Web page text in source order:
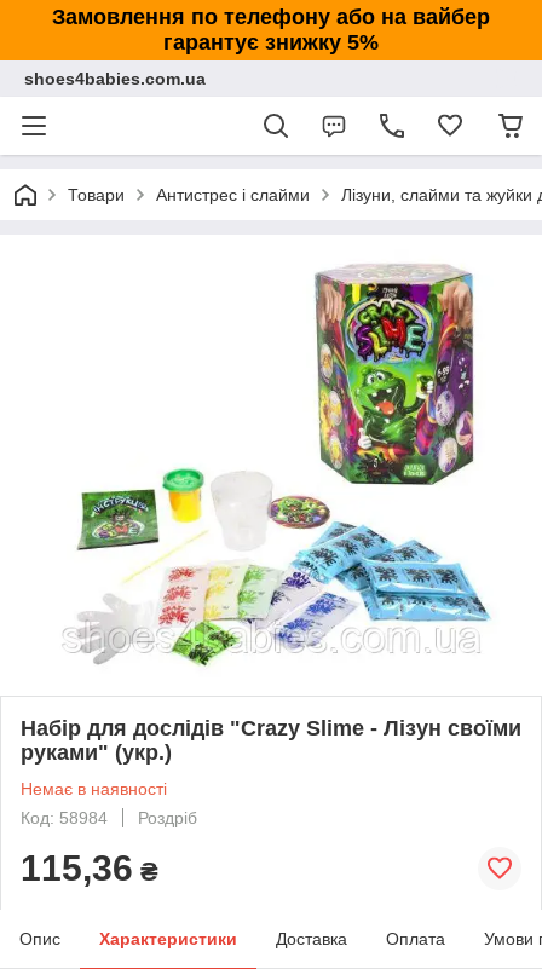
Замовлення по телефону або на вайбер
гарантує знижку 5%
shoes4babies.com.ua
Товари Антистрес і слайми Лізуни, слайми та жуйки
Набір для дослідів "Crazy Slime - Лізун своїми
руками" (укр.)
Немає в наявності
Код: 58984
Роздріб
115,36 ₴
Опис Характеристики Доставка Оплата Умови